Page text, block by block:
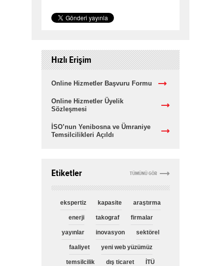
Hızlı Erişim
Online Hizmetler Başvuru Formu
Online Hizmetler Üyelik
Sözleşmesi
İSO’nun Yenibosna ve Ümraniye
Temsilcilikleri Açıldı
TÜMÜNÜ GÖR
Etiketler
ekspertiz kapasite araştırma
enerji takograf firmalar
yayınlar inovasyon sektörel
faaliyet yeni web yüzümüz
temsilcilik dış ticaret İTÜ